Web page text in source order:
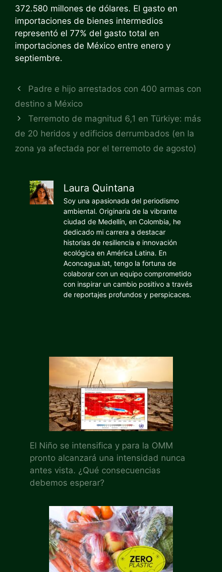
372.580 millones de dólares. El gasto en
importaciones de bienes intermedios
representó el 77% del gasto total en
importaciones de México entre enero y
septiembre.
Padre e hijo arrestados con 400 armas con
destino a México
Terremoto de magnitud 6,1 en Türkiye: más
de 20 heridos y edificios derrumbados (en la
zona ya afectada por el terremoto de agosto)
Laura Quintana
Soy una apasionada del periodismo
ambiental. Originaria de la vibrante
ciudad de Medellín, en Colombia, he
dedicado mi carrera a destacar
historias de resiliencia e innovación
ecológica en América Latina. En
Aconcagua.lat, tengo la fortuna de
colaborar con un equipo comprometido
con inspirar un cambio positivo a través
de reportajes profundos y perspicaces.
El Niño se intensifica y para la OMM
pronto alcanzará una intensidad nunca
antes vista. ¿Qué consecuencias
debemos esperar?